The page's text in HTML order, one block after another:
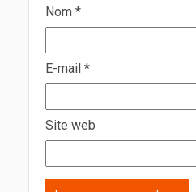
Nom *
E-mail *
Site web